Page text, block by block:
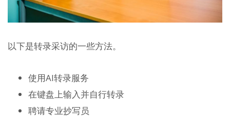
以下是转录采访的一些方法。
使用AI转录服务
在键盘上输入并自行转录
聘请专业抄写员